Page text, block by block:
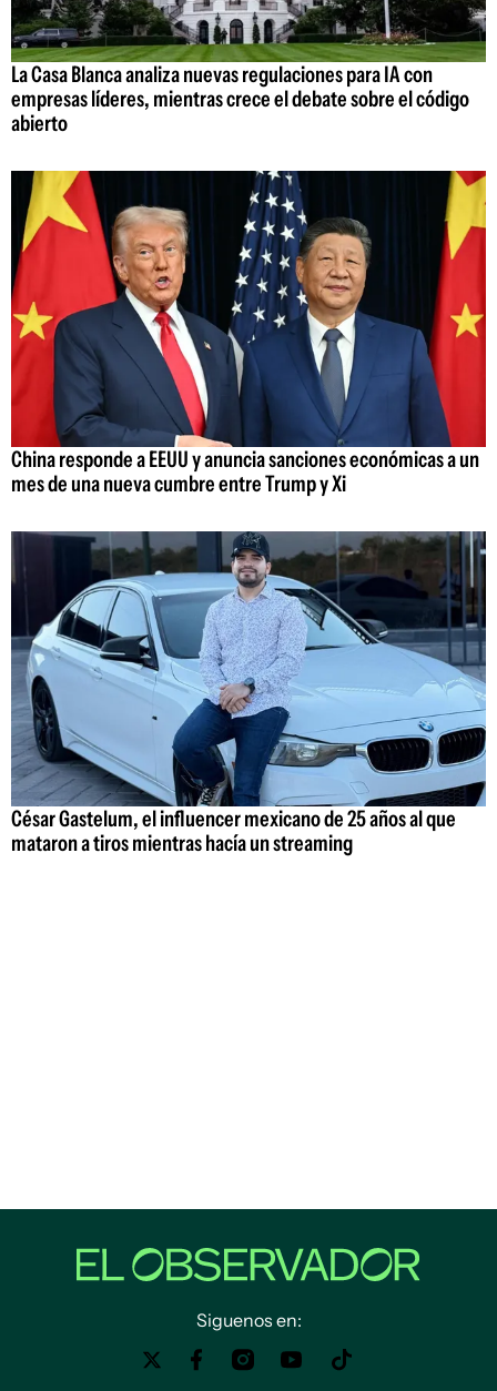
La Casa Blanca analiza nuevas regulaciones para IA con
empresas líderes, mientras crece el debate sobre el código
abierto
China responde a EEUU y anuncia sanciones económicas a un
mes de una nueva cumbre entre Trump y Xi
César Gastelum, el influencer mexicano de 25 años al que
mataron a tiros mientras hacía un streaming
Siguenos en: